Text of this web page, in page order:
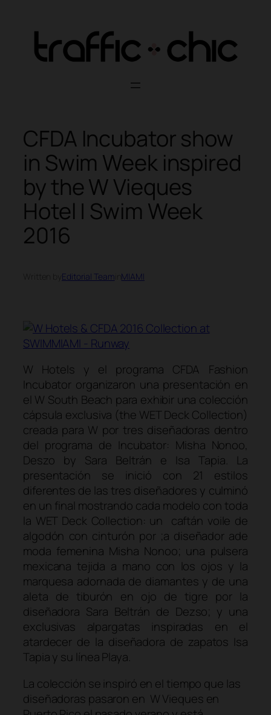
content
CFDA Incubator show
in Swim Week inspired
by the W Vieques
Hotel | Swim Week
2016
Editorial Team MIAMI
W Hotels y el programa CFDA Fashion
Incubator organizaron una presentación en
el W South Beach para exhibir una colección
cápsula exclusiva (the WET Deck Collection)
creada para W por tres diseñadoras dentro
del programa de Incubator: Misha Nonoo,
Deszo by Sara Beltrán e Isa Tapia. La
presentación se inició con 21 estilos
diferentes de las tres diseñadores y culminó
en un final mostrando cada modelo con toda
la WET Deck Collection: un caftán voile de
algodón con cinturón por ;a diseñador ade
moda femenina Misha Nonoo; una pulsera
mexicana tejida a mano con los ojos y la
marquesa adornada de diamantes y de una
aleta de tiburón en ojo de tigre por la
diseñadora Sara Beltrán de Dezso; y una
exclusivas alpargatas inspiradas en el
atardecer de la diseñadora de zapatos Isa
Tapia y su línea Playa.
La colección se inspiró en el tiempo que las
diseñadoras pasaron en W Vieques en